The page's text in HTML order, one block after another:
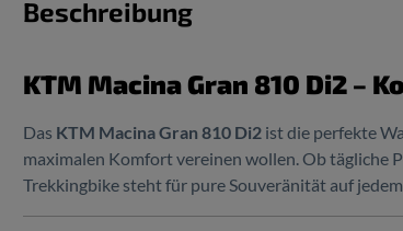
Beschreibung
KTM Macina Gran 810 Di2 –
Das KTM Macina Gran 810 Di2 ist die perfekte
maximalen Komfort vereinen wollen. Ob tägliche
Trekkingbike steht für pure Souveränität auf